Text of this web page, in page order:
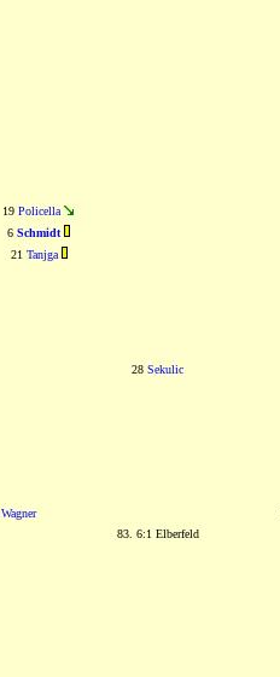
19 Policella
6 Schmidt
21 Tanjga
28 Sekulic
Wagner
83. 6:1 Elberfeld